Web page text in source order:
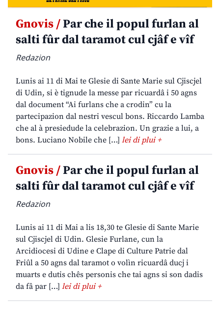
Gnovis /Par che il popul furlan al
salti fûr dal taramot cul cjâf e vîf
Redazion
Lunis ai 11 di Mai te Glesie di Sante Marie sul Cjiscjel
di Udin, si è tignude la messe par ricuardâ i 50 agns
dal document “Ai furlans che a crodin” cu la
partecipazion dal nestri vescul bons. Riccardo Lamba
che al à presiedude la celebrazion. Un grazie a lui, a
bons. Luciano Nobile che […] lei di plui +
Gnovis /Par che il popul furlan al
salti fûr dal taramot cul cjâf e vîf
Redazion
Lunis ai 11 di Mai a lis 18,30 te Glesie di Sante Marie
sul Cjiscjel di Udin. Glesie Furlane, cun la
Arcidiocesi di Udine e Clape di Culture Patrie dal
Friûl a 50 agns dal taramot o volìn ricuardâ ducj i
muarts e dutis chês personis che tai agns si son dadis
da fâ par […] lei di plui +